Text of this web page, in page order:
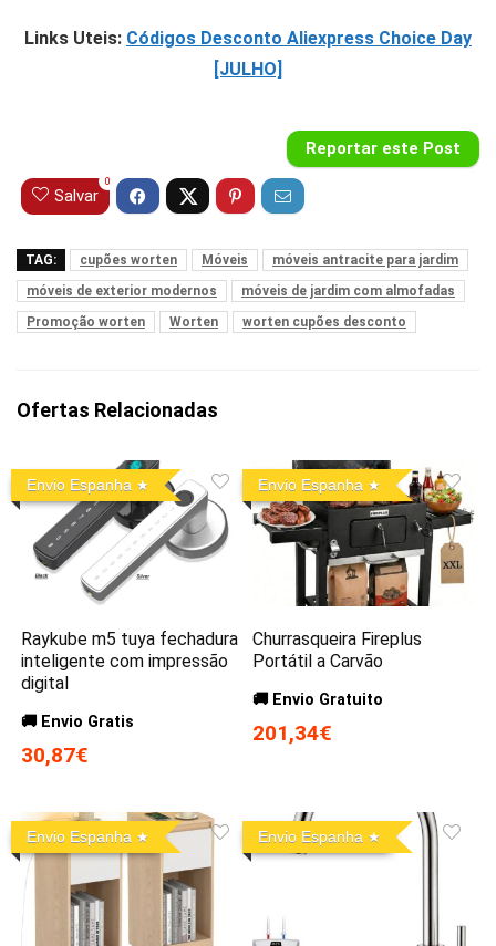
Links Uteis: Códigos Desconto Aliexpress Choice Day
[JULHO]
Reportar este Post
Salvar
0
TAG: cupões worten Móveis
móveis antracite para jardim
móveis de exterior modernos
móveis de jardim com almofadas
Promoção worten
Worten worten cupões desconto
Ofertas Relacionadas
Envio Espanha
Raykube m5 tuya fechadura
inteligente com impressão
digital
🚚 Envio Gratis
30,87€
Envio Espanha
Churrasqueira Fireplus
Portátil a Carvão
🚚 Envio Gratuito
201,34€
Envio Espanha Envio Espanha